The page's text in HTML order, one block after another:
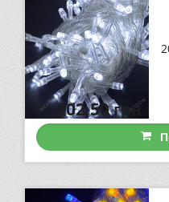
202,50грн